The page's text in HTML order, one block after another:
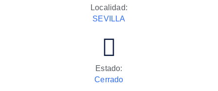
Localidad:
SEVILLA
Estado:
Cerrado